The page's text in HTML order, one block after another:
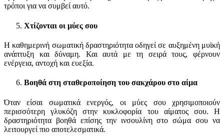
τρόποι για να συμβεί αυτό.
Χτίζονται οι μύες σου
Η καθημερινή σωματική δραστηριότητα οδηγεί σε αυξημένη μυϊκή
ανάπτυξη και δύναμη. Και αυτά με τη σειρά τους, φέρνουν
ενέργεια, αντοχή και ευεξία.
Βοηθά στη σταθεροποίηση του σακχάρου στο αίμα
Όταν είσαι σωματικά ενεργός, οι μύες σου χρησιμοποιούν
περισσότερη γλυκόζη στην κυκλοφορία του αίματος σου. Η
δραστηριότητα βοηθά επίσης την ινσουλίνη στο σώμα σου να
λειτουργεί πιο αποτελεσματικά.